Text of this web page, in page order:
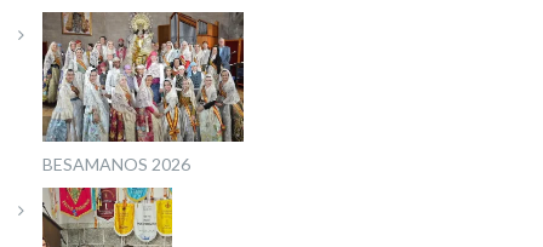
BESAMANOS 2026